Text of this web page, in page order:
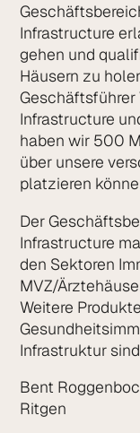
Infrastructure
gehen und
Häusern zu
Geschäftsführer
Infrastructure
haben wir 500
über unsere
platzieren
Der
Infrastructure
den Sektoren
MVZ/
Weitere
Infrastruktur
Bent
Ritgen